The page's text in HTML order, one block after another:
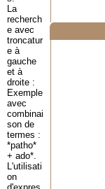
La
recherch
e avec
troncatur
e à
gauche
et à
droite :
Exemple
avec
combinai
son de
termes :
*patho*
+ ado*.
L'utilisati
on